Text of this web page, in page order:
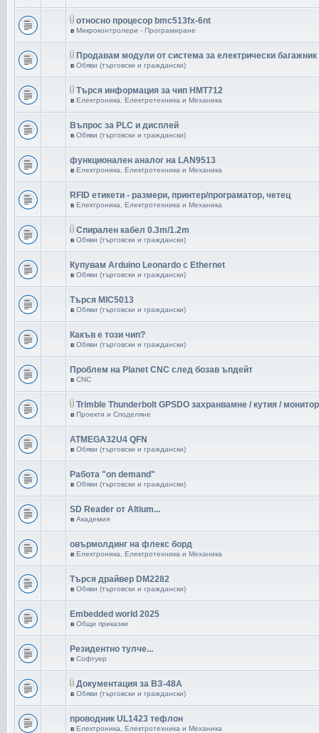
относно процесор bmc513fx-6nt
в Микроконтролери - Програмиране
Продавам модули от система за електрически багажник
в Обяви (търговски и граждански)
Търся информация за чип HMT712
в Електроника, Електротехника и Механика
Въпрос за PLC и дисплей
в Обяви (търговски и граждански)
функционален аналог на LAN9513
в Електроника, Електротехника и Механика
RFID етикети - размери, принтер/програматор, четец
в Електроника, Електротехника и Механика
Спирален кабел 0.3m/1.2m
в Обяви (търговски и граждански)
Купувам Arduino Leonardo с Ethernet
в Обяви (търговски и граждански)
Търся MIC5013
в Обяви (търговски и граждански)
Какъв е този чип?
в Обяви (търговски и граждански)
Проблем на Planet CNC след бозав ъпдейт
в CNC
Trimble Thunderbolt GPSDO захранвамне / кутия / монитор
в Проекти и Споделяне
ATMEGA32U4 QFN
в Обяви (търговски и граждански)
Работа "on demand"
в Обяви (търговски и граждански)
SD Reader от Altium...
в Академия
овърмолдинг на флекс борд
в Електроника, Електротехника и Механика
Търся драйвер DM2282
в Обяви (търговски и граждански)
Embedded world 2025
в Общи приказки
Резидентно тулче...
в Софтуер
Документация за ВЗ-48А
в Обяви (търговски и граждански)
проводник UL1423 тефлон
в Електроника, Електротехника и Механика